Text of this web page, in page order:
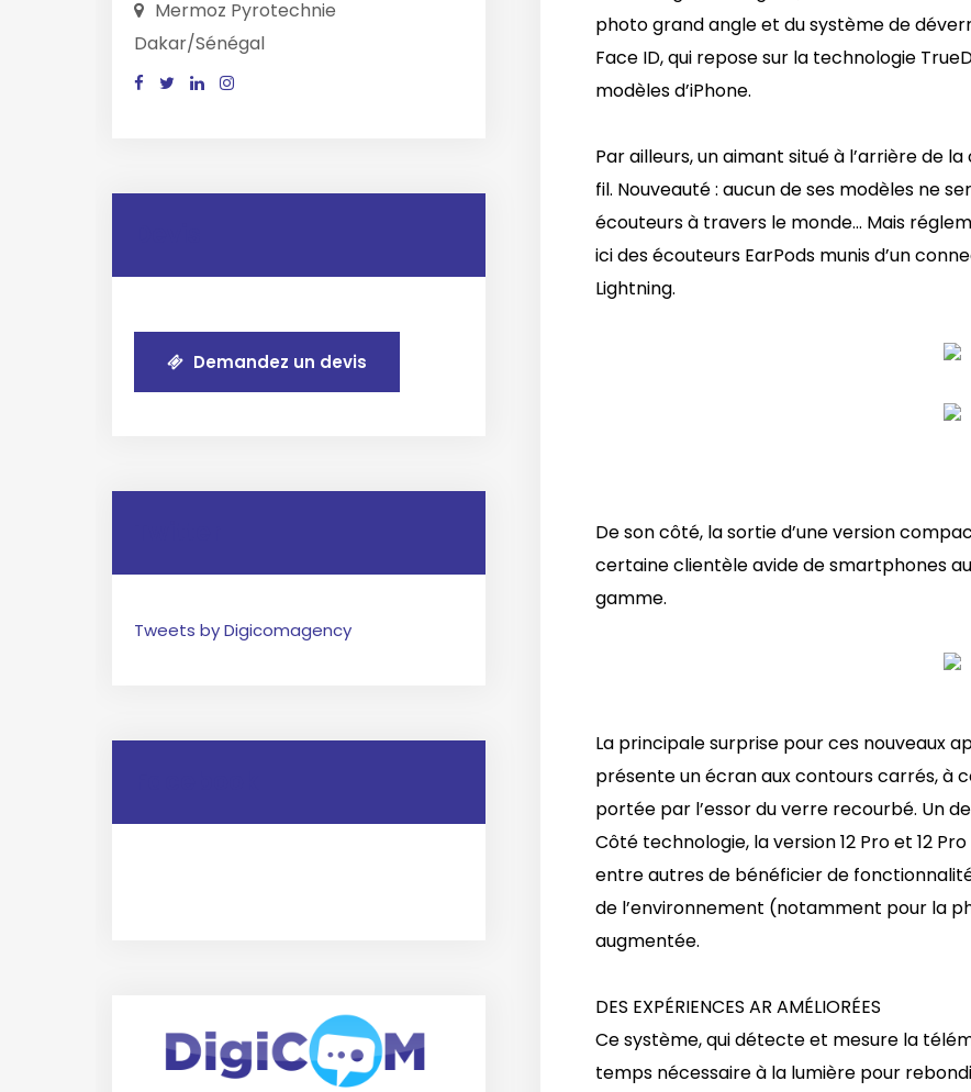
Mermoz Pyrotechnie
Dakar/Sénégal
Demandez un devis
Tweets by Digicomagency
photo grand angle et du système de
Face ID, qui repose sur la technologie
modèles d’iPhone.
Par ailleurs, un aimant situé à l’arrière de
fil. Nouveauté : aucun de ses modèles ne
écouteurs à travers le monde… Mais
ici des écouteurs EarPods munis d’un
Lightning.
De son côté, la sortie d’une version
certaine clientèle avide de smartphones
gamme.
La principale surprise pour ces nouveaux
présente un écran aux contours carrés,
portée par l’essor du verre recourbé. Un
Côté technologie, la version 12 Pro et 12
entre autres de bénéficier de
de l’environnement (notamment pour la
augmentée.
DES EXPÉRIENCES AR AMÉLIORÉES
Ce système, qui détecte et mesure la
temps nécessaire à la lumière pour